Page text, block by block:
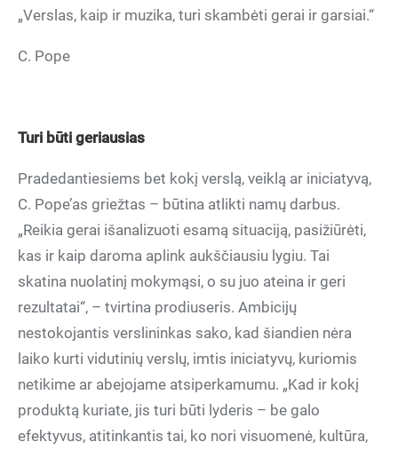
„Verslas, kaip ir muzika, turi skambėti gerai ir garsiai.“
C. Pope
Turi būti geriausias
Pradedantiesiems bet kokį verslą, veiklą ar iniciatyvą,
C. Pope’as griežtas – būtina atlikti namų darbus.
„Reikia gerai išanalizuoti esamą situaciją, pasižiūrėti,
kas ir kaip daroma aplink aukščiausiu lygiu. Tai
skatina nuolatinį mokymąsi, o su juo ateina ir geri
rezultatai“, – tvirtina prodiuseris. Ambicijų
nestokojantis verslininkas sako, kad šiandien nėra
laiko kurti vidutinių verslų, imtis iniciatyvų, kuriomis
netikime ar abejojame atsiperkamumu. „Kad ir kokį
produktą kuriate, jis turi būti lyderis – be galo
efektyvus, atitinkantis tai, ko nori visuomenė, kultūra,